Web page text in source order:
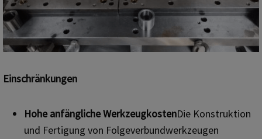
Einschränkungen
Hohe anfängliche WerkzeugkostenDie Konstruktion
und Fertigung von Folgeverbundwerkzeugen